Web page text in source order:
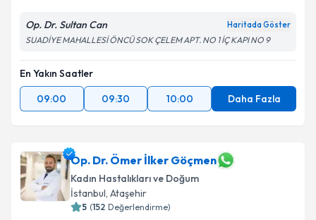
Op. Dr. Sultan Can Haritada Göster
SUADİYE MAHALLESİ ÖNCÜ SOK ÇELEM APT. NO 1 İÇ KAPI NO 9
En Yakın Saatler
09:00
09:30 10:00 Daha Fazla
Op. Dr. Ömer İlker Göçmen
Kadın Hastalıkları ve Doğum
İstanbul, Ataşehir
5 (152 Değerlendirme)